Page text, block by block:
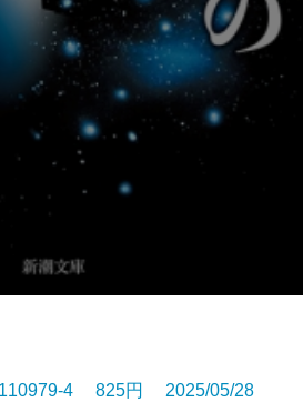
4 825円 2025/05/28